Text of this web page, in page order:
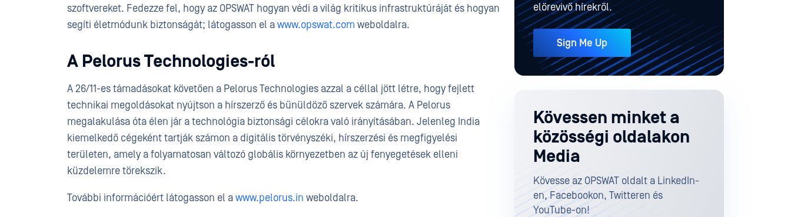
szoftvereket. Fedezze fel, hogy az OPSWAT hogyan védi a világ kritikus infrastruktúráját és hogyan
segíti életmódunk biztonságát; látogasson el awww.opswat.com weboldalra.
A Pelorus Technologies-ról
A 26/11-es támadásokat követően a Pelorus Technologies azzal a céllal jött létre, hogy fejlett
technikai megoldásokat nyújtson a hírszerző és bűnüldöző szervek számára. A Pelorus
megalakulása óta élen jár a technológia biztonsági célokra való irányításában. Jelenleg India
kiemelkedő cégeként tartják számon a digitális törvényszéki, hírszerzési és megfigyelési
területen, amely a folyamatosan változó globális környezetben az új fenyegetések elleni
küzdelemre törekszik.
További információért látogasson el awww.pelorus.in weboldalra.
előrevivő hírekről.
Sign Me Up
Kövessen minket a
közösségi oldalakon
Media
Kövesse az OPSWAT oldalt a LinkedIn-
en, Facebookon, Twitteren és
YouTube-on!